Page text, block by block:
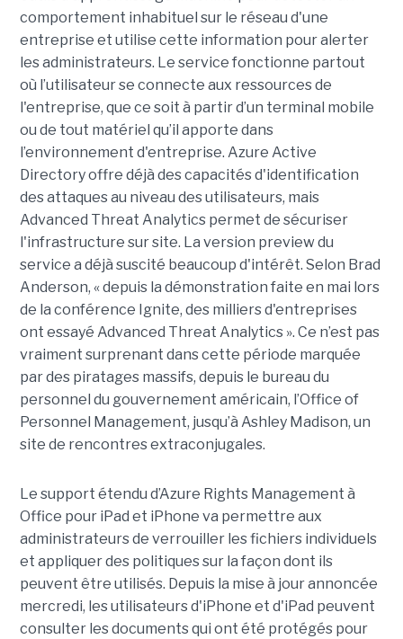
comportement inhabituel sur le réseau d'une
entreprise et utilise cette information pour alerter
les administrateurs. Le service fonctionne partout
où l’utilisateur se connecte aux ressources de
l'entreprise, que ce soit à partir d’un terminal mobile
ou de tout matériel qu’il apporte dans
l’environnement d'entreprise. Azure Active
Directory offre déjà des capacités d'identification
des attaques au niveau des utilisateurs, mais
Advanced Threat Analytics permet de sécuriser
l'infrastructure sur site. La version preview du
service a déjà suscité beaucoup d'intérêt. Selon Brad
Anderson, « depuis la démonstration faite en mai lors
de la conférence Ignite, des milliers d'entreprises
ont essayé Advanced Threat Analytics ». Ce n’est pas
vraiment surprenant dans cette période marquée
par des piratages massifs, depuis le bureau du
personnel du gouvernement américain, l’Office of
Personnel Management, jusqu’à Ashley Madison, un
site de rencontres extraconjugales.
Le support étendu d’Azure Rights Management à
Office pour iPad et iPhone va permettre aux
administrateurs de verrouiller les fichiers individuels
et appliquer des politiques sur la façon dont ils
peuvent être utilisés. Depuis la mise à jour annoncée
mercredi, les utilisateurs d'iPhone et d'iPad peuvent
consulter les documents qui ont été protégés pour